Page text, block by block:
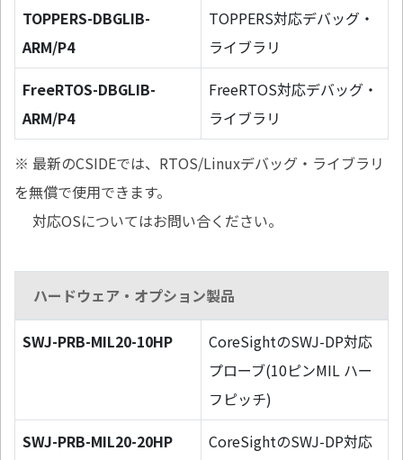
TOPPERS-DBGLIB-
ARM/P4
TOPPERS対応デバッグ・
ライブラリ
FreeRTOS-DBGLIB-
ARM/P4
FreeRTOS対応デバッグ・
ライブラリ
※ 最新のCSIDEでは、RTOS/Linuxデバッグ・ライブラリ
を無償で使用できます。
対応OSについてはお問い合ください。
ハードウェア・オプション製品
SWJ-PRB-MIL20-10HP
CoreSightのSWJ-DP対応
プローブ(10ピンMIL ハー
フピッチ)
SWJ-PRB-MIL20-20HP
CoreSightのSWJ-DP対応